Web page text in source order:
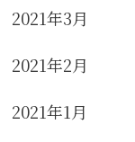
2021年3月
2021年2月
2021年1月